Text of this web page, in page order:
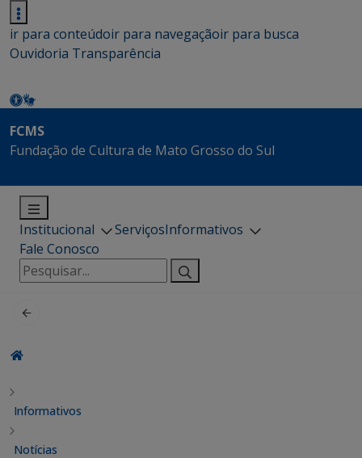
ir para conteúdoir para navegaçãoir para busca
Ouvidoria Transparência
FCMS
Fundação de Cultura de Mato Grosso do Sul
Institucional ServiçosInformativos
Fale Conosco
Pesquisar
por:
Informativos
Notícias